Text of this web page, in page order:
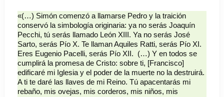
«(…) Simón comenzó a llamarse Pedro y la traición
conservó la simbología originaria: ya no serás Joaquín
Pecchi, tú serás llamado León XIII. Ya no serás José
Sarto, serás Pío X. Te llaman Aquiles Ratti, serás Pío XI.
Eres Eugenio Pacelli, serás Pío XII. (…) Y en todos se
cumplirá la promesa de Cristo: sobre ti, [Francisco]
edificaré mi Iglesia y el poder de la muerte no la destruirá.
A ti te daré las llaves de mi Reino. Tú apacentarás mi
rebaño, mis ovejas, mis corderos, mis niños, mis